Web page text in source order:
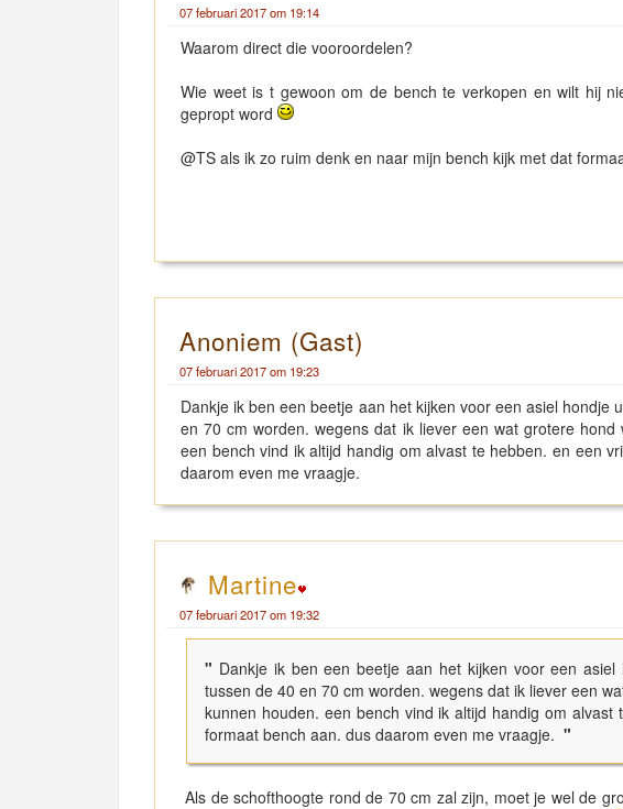
07 februari 2017 om 19:14
Waarom direct die vooroordelen?
Wie weet is t gewoon om de bench te verkopen en wilt hij
gepropt word
@TS als ik zo ruim denk en naar mijn bench kijk met dat
Anoniem (Gast)
07 februari 2017 om 19:23
Dankje ik ben een beetje aan het kijken voor een asiel hondje
en 70 cm worden. wegens dat ik liever een wat grotere
een bench vind ik altijd handig om alvast te hebben. en een
daarom even me vraagje.
Martine
07 februari 2017 om 19:32
" Dankje ik ben een beetje aan het kijken voor een
tussen de 40 en 70 cm worden. wegens dat ik liever een
kunnen houden. een bench vind ik altijd handig om
formaat bench aan. dus daarom even me vraagje. "
Als de schofthoogte rond de 70 cm zal zijn, moet je wel de